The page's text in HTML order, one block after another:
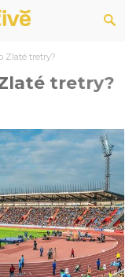
Zlaté tretry?
tretry?